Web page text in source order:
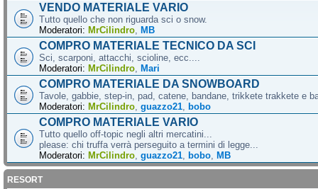
VENDO MATERIALE VARIO
Tutto quello che non riguarda sci o snow.
Moderatori: MrCilindro MB
COMPRO MATERIALE TECNICO DA SCI
Sci, scarponi, attacchi, scioline, ecc....
Moderatori: MrCilindro Mari
COMPRO MATERIALE DA SNOWBOARD
Tavole, gabbie, step-in, pad, catene, bandane, trikkete trakkete e
Moderatori: MrCilindro guazzo21 bobo
COMPRO MATERIALE VARIO
Tutto quello off-topic negli altri mercatini...
please: chi truffa verrà perseguito a termini di legge...
Moderatori: MrCilindro guazzo21 bobo MB
RESORT